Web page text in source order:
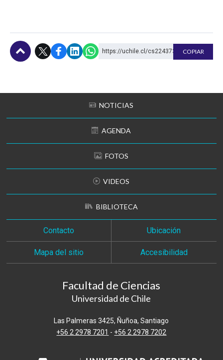
https://uchile.cl/cs224373 COPIAR
NOTICIAS
AGENDA
FOTOS
VIDEOS
BIBLIOTECA
Contacto Ubicación
Mapa del sitio Accesibilidad
Facultad de Ciencias
Universidad de Chile
Las Palmeras 3425, Ñuñoa, Santiago
+56 2 2978 7201 - +56 2 2978 7202